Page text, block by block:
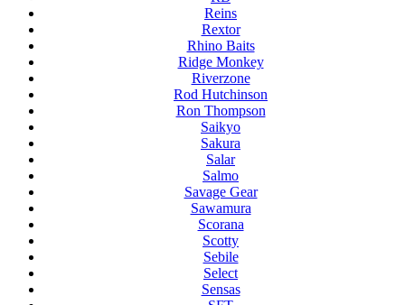
Reins
Rextor
Rhino Baits
Ridge Monkey
Riverzone
Rod Hutchinson
Ron Thompson
Saikyo
Sakura
Salar
Salmo
Savage Gear
Sawamura
Scorana
Scotty
Sebile
Select
Sensas